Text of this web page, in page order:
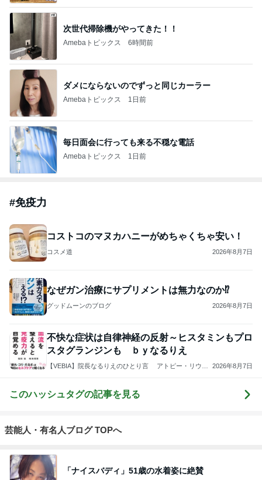
次世代掃除機がやってきた！！
Amebaトピックス 6時間前
ダメにならないのでずっと同じカーラー
Amebaトピックス 1日前
毎日面会に行っても来る不穏な電話
Amebaトピックス 1日前
#免疫力
コストコのマヌカハニーがめちゃくちゃ安い！
コスメ道 2026年8月7日
なぜガン治療にサプリメントは無力なのか⁉️
グッドムーンのブログ 2026年8月7日
不快な症状は自律神経の反射～ヒスタミンもプロ
スタグランジンも ｂｙなるりえ
【VEBIA】院長なるりえのひとり言 アトピー・リウマ
2026年8月7日
このハッシュタグの記事を見る
芸能人・有名人ブログ TOPへ
「ナイスバディ」51歳の水着姿に絶賛